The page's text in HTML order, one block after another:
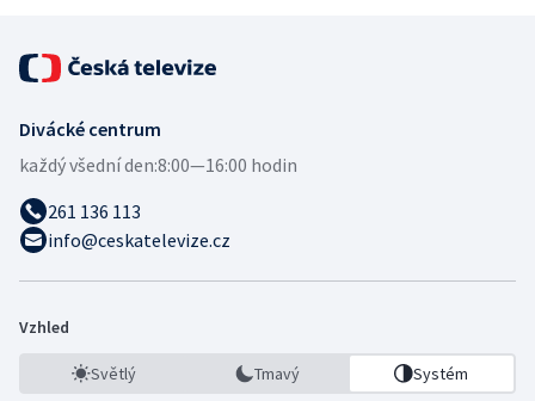
Divácké centrum
každý všední den:8:00—16:00 hodin
261 136 113
info@ceskatelevize.cz
Vzhled
Světlý Tmavý Systém